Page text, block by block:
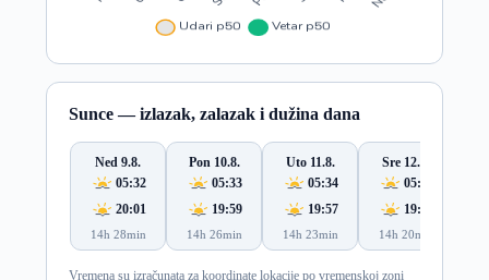
Sunce — izlazak, zalazak i dužina dana
Ned 9.8.
05:32
20:01
14h 28min
Pon 10.8.
05:33
19:59
14h 26min
Uto 11.8.
05:34
19:57
14h 23min
Sre 12.8.
05:35
19:56
14h 20min
Vremena su izračunata za koordinate lokacije po vremenskoj zoni